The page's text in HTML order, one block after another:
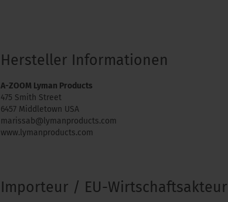
Hersteller Informationen
A-ZOOM Lyman Products
475 Smith Street
6457 Middletown USA
marissab@lymanproducts.com
www.lymanproducts.com
Importeur / EU-Wirtschaftsakteur